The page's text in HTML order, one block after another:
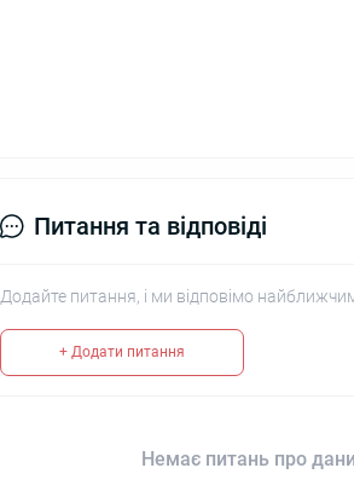
Питання та відповіді
Додайте питання, і ми відповімо
+ Додати питання
Немає питань про